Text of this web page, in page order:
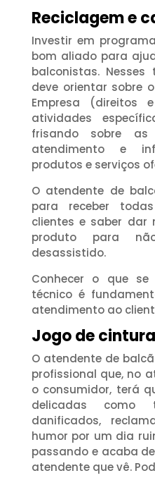
Reciclagem e
Investir em
bom aliado para
balconistas.
deve orientar sobre
Empresa (direitos
atividades
frisando sobre
atendimento e
produtos e serviços
O atendente de
para receber
clientes e saber dar
produto para
desassistido.
Conhecer o que
técnico é
atendimento ao
Jogo de cintura
O atendente de
profissional que, no
o consumidor, terá
delicadas como
danificados,
humor por um dia
passando e acaba
atendente que vê.